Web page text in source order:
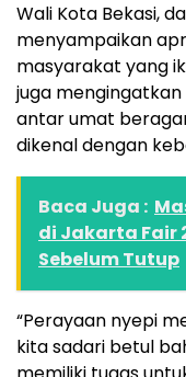
Wali Kota Bekasi,
menyampaikan
masyarakat yang
juga
antar umat
dikenal dengan
Baca Juga :
di Jakarta Fair
Sebelum Tutup
“Perayaan nyepi
kita sadari betul